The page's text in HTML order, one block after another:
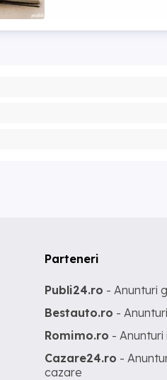
Parteneri
Publi24.ro - Anunturi
Bestauto.ro -
Romimo.ro - Anunturi
Cazare24.ro -
cazare